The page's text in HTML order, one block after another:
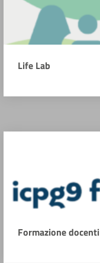
Life Lab
Formazione docenti